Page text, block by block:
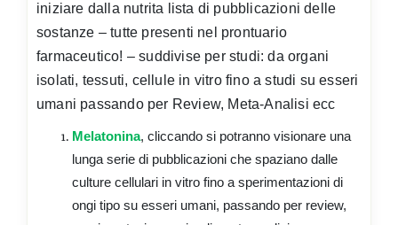
iniziare dalla nutrita lista di pubblicazioni delle
sostanze – tutte presenti nel prontuario
farmaceutico! – suddivise per studi: da organi
isolati, tessuti, cellule in vitro fino a studi su esseri
umani passando per Review, Meta-Analisi ecc
Melatonina, cliccando si potranno visionare una
lunga serie di pubblicazioni che spaziano dalle
culture cellulari in vitro fino a sperimentazioni di
ongi tipo su esseri umani, passando per review,